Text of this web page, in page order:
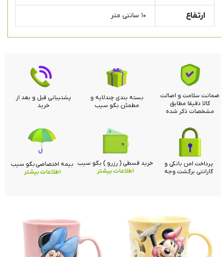
ارتفاع ۱۰ سانتی متر
ضمانت سلامت و اصالت
کالا دقیقا مطابق
مشخصات ذکر شده
بسته بندی چندلایه و
مطمئن بگو سیب
پشتیبانی قبل و بعد از
خرید
خرید قسطی ( رزرو ) بگو سیب
اطلاعات بیشتر
پرداخت امن بانکی و
گارانتی برگشت وجه
بیمه اختصاصی بگو سیب
اطلاعات بیشتر